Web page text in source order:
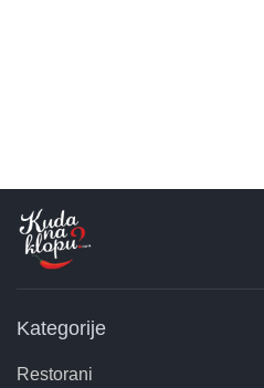
Kategorije
Restorani